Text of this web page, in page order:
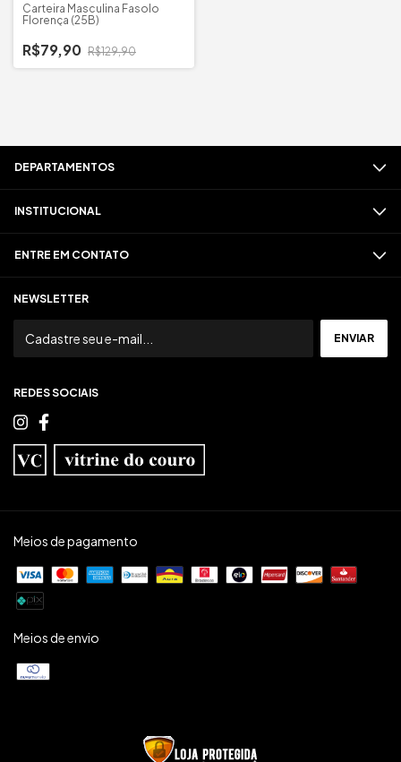
Carteira Masculina Fasolo
Florença (25B)
R$79,90 R$129,90
DEPARTAMENTOS
INSTITUCIONAL
ENTRE EM CONTATO
NEWSLETTER
REDES SOCIAIS
Meios de pagamento
Meios de envio